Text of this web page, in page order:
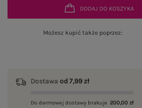
DODAJ DO KOSZYKA
Możesz kupić także poprzez:
Dostawa od 7,99 zł
Do darmowej dostawy brakuje 200,00 zł